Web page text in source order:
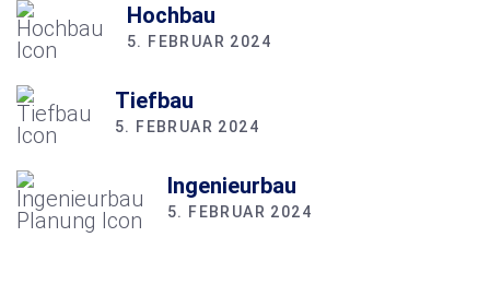
Hochbau
5. FEBRUAR 2024
Tiefbau
5. FEBRUAR 2024
Ingenieurbau
5. FEBRUAR 2024